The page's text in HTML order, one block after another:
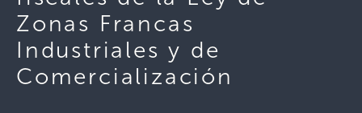
Zonas Francas
Industriales y de
Comercialización